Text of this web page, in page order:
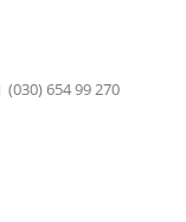
(030) 654 99 270